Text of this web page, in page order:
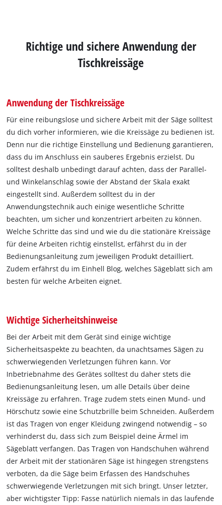
Richtige und sichere Anwendung der
Tischkreissäge
Anwendung der Tischkreissäge
Für eine reibungslose und sichere Arbeit mit der Säge solltest
du dich vorher informieren, wie die Kreissäge zu bedienen ist.
Denn nur die richtige Einstellung und Bedienung garantieren,
dass du im Anschluss ein sauberes Ergebnis erzielst. Du
solltest deshalb unbedingt darauf achten, dass der Parallel-
und Winkelanschlag sowie der Abstand der Skala exakt
eingestellt sind. Außerdem solltest du in der
Anwendungstechnik auch einige wesentliche Schritte
beachten, um sicher und konzentriert arbeiten zu können.
Welche Schritte das sind und wie du die stationäre Kreissäge
für deine Arbeiten richtig einstellst, erfährst du in der
Bedienungsanleitung zum jeweiligen Produkt detailliert.
Zudem erfährst du im Einhell Blog, welches Sägeblatt sich am
besten für welche Arbeiten eignet.
Wichtige Sicherheitshinweise
Bei der Arbeit mit dem Gerät sind einige wichtige
Sicherheitsaspekte zu beachten, da unachtsames Sägen zu
schwerwiegenden Verletzungen führen kann. Vor
Inbetriebnahme des Gerätes solltest du daher stets die
Bedienungsanleitung lesen, um alle Details über deine
Kreissäge zu erfahren. Trage zudem stets einen Mund- und
Hörschutz sowie eine Schutzbrille beim Schneiden. Außerdem
ist das Tragen von enger Kleidung zwingend notwendig – so
verhinderst du, dass sich zum Beispiel deine Ärmel im
Sägeblatt verfangen. Das Tragen von Handschuhen während
der Arbeit mit der stationären Säge ist hingegen strengstens
verboten, da die Säge beim Erfassen des Handschuhes
schwerwiegende Verletzungen mit sich bringt. Unser letzter,
aber wichtigster Tipp: Fasse natürlich niemals in das laufende